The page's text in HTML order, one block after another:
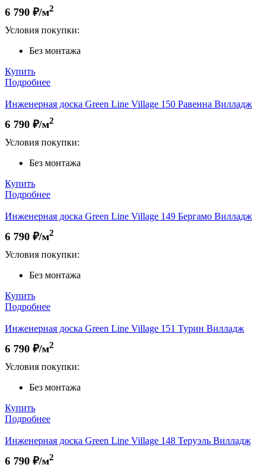
6 790 ₽/м2
Условия покупки:
Без монтажа
Купить
Подробнее
Инженерная доска Green Line Village 150 Равенна Вилладж
6 790 ₽/м2
Условия покупки:
Без монтажа
Купить
Подробнее
Инженерная доска Green Line Village 149 Бергамо Вилладж
6 790 ₽/м2
Условия покупки:
Без монтажа
Купить
Подробнее
Инженерная доска Green Line Village 151 Турин Вилладж
6 790 ₽/м2
Условия покупки:
Без монтажа
Купить
Подробнее
Инженерная доска Green Line Village 148 Теруэль Вилладж
6 790 ₽/м2